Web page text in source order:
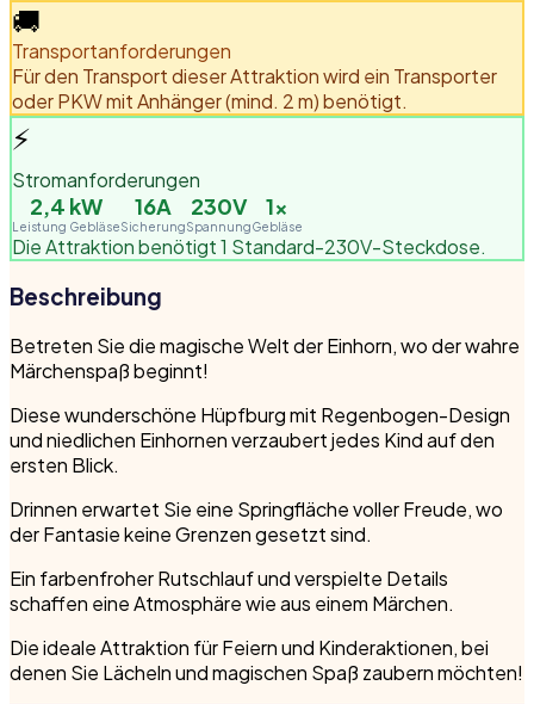
🚚
Transportanforderungen
Für den Transport dieser Attraktion wird ein Transporter
oder PKW mit Anhänger (mind. 2 m) benötigt.
⚡
Stromanforderungen
2,4 kW
Leistung Gebläse
16A
Sicherung
230V
Spannung
1×
Gebläse
Die Attraktion benötigt 1 Standard-230V-Steckdose.
Beschreibung
Betreten Sie die magische Welt der Einhorn, wo der wahre
Märchenspaß beginnt!
Diese wunderschöne Hüpfburg mit Regenbogen-Design
und niedlichen Einhornen verzaubert jedes Kind auf den
ersten Blick.
Drinnen erwartet Sie eine Springfläche voller Freude, wo
der Fantasie keine Grenzen gesetzt sind.
Ein farbenfroher Rutschlauf und verspielte Details
schaffen eine Atmosphäre wie aus einem Märchen.
Die ideale Attraktion für Feiern und Kinderaktionen, bei
denen Sie Lächeln und magischen Spaß zaubern möchten!